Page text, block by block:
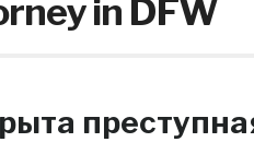
in DFW